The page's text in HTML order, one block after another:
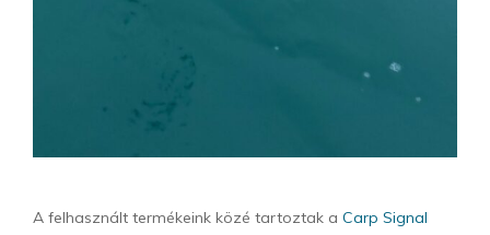
A felhasznált termékeink közé tartoztak a Carp Signal